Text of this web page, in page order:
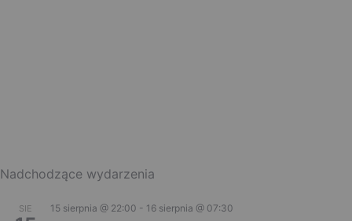
Nadchodzące wydarzenia
SIE 15 sierpnia @ 22:00 - 16 sierpnia @ 07:30